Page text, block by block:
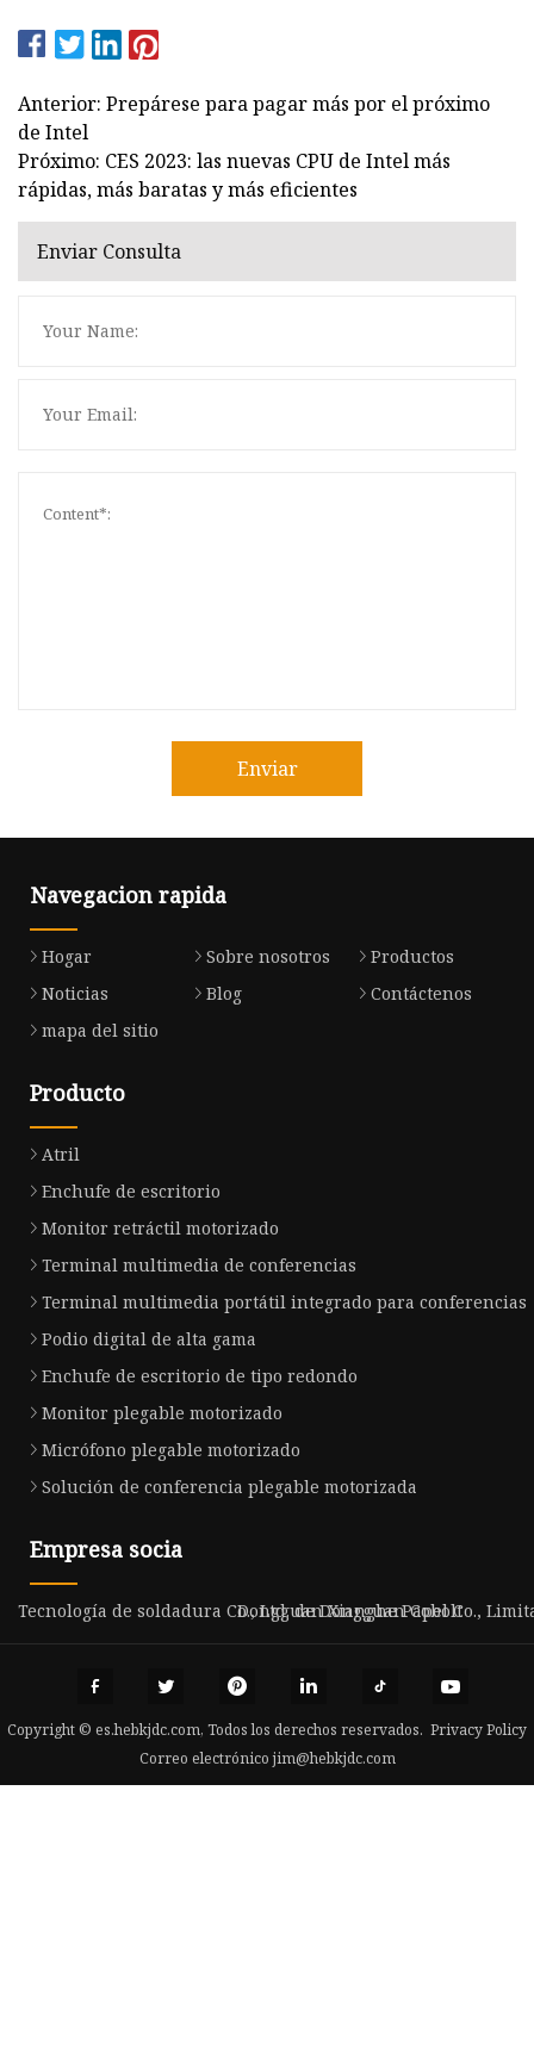
Anterior: Prepárese para pagar más por el próximo
de Intel
Próximo: CES 2023: las nuevas CPU de Intel más
rápidas, más baratas y más eficientes
Enviar Consulta
Enviar
Navegacion rapida
Hogar Sobre nosotros
Productos
Noticias
Blog
Contáctenos
mapa del sitio
Producto
Atril
Enchufe de escritorio
Monitor retráctil motorizado
Terminal multimedia de conferencias
Terminal multimedia portátil integrado para conferencias
Podio digital de alta gama
Enchufe de escritorio de tipo redondo
Monitor plegable motorizado
Micrófono plegable motorizado
Solución de conferencia plegable motorizada
Empresa socia
Tecnología de soldadura Co., Ltd. de Dongguan Cobolt
Dongguan Xianghe Papel Co.,
Copyright © es.hebkjdc.com, Todos los derechos reservados. Privacy Policy
Correo electrónicojim@hebkjdc.com